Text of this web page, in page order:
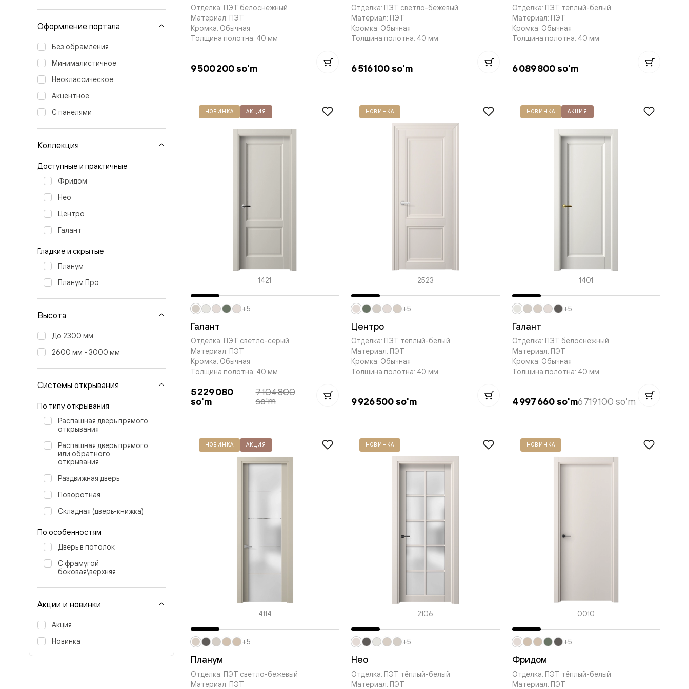
Литера
Тоскана
Ромбо
Тоскана
Современный
стиль
Планум
Планум
Мозаик
Поворотные
двери
Скрытые
двери
Дизайнерский
шпон
Со
стеклом
двери
В
гардеробную
тренде
Двери
под
покраску
Двери
из
дуба
и
Оформление портала
Без обрамления
Минималистичное
Неоклассическое
Акцентное
С панелями
Коллекция
Доступные и практичные
Фридом
Нео
Центро
Галант
Гладкие и скрытые
Планум
Планум Про
Высота
До 2300 мм
2600 мм - 3000 мм
Системы открывания
По типу открывания
Распашная дверь прямого
открывания
Распашная дверь прямого
или обратного
открывания
Раздвижная дверь
Поворотная
Складная (дверь-книжка)
По особенностям
Дверь в потолок
С фрамугой
боковая\верхняя
Акции и новинки
Акция
Новинка
Отделка: ПЭТ белоснежный
Материал: ПЭТ
Кромка: Обычная
Толщина полотна: 40 мм
9 500 200 so'm
Отделка: ПЭТ светло-бежевый
Материал: ПЭТ
Кромка: Обычная
Толщина полотна: 40 мм
6 516 100 so'm
Отделка: ПЭТ тёплый-белый
Материал: ПЭТ
Кромка: Обычная
Толщина полотна: 40 мм
6 089 800 so'm
НОВИНКА АКЦИЯ
1421
Галант
Отделка: ПЭТ светло-серый
Материал: ПЭТ
Кромка: Обычная
Толщина полотна: 40 мм
5 229 080
so'm
7 104 800
so'm
+5
НОВИНКА
2523
Центро
Отделка: ПЭТ тёплый-белый
Материал: ПЭТ
Кромка: Обычная
Толщина полотна: 40 мм
9 926 500 so'm
+5
НОВИНКА АКЦИЯ
1401
Галант
Отделка: ПЭТ белоснежный
Материал: ПЭТ
Кромка: Обычная
Толщина полотна: 40 мм
4 997 660 so'm6 719 100 so'm
+5
НОВИНКА АКЦИЯ
4114
Планум
Отделка: ПЭТ светло-бежевый
Материал: ПЭТ
+5
НОВИНКА
2106
Нео
Отделка: ПЭТ тёплый-белый
Материал: ПЭТ
+5
НОВИНКА
0010
Фридом
Отделка: ПЭТ тёплый-белый
Материал: ПЭТ
+5